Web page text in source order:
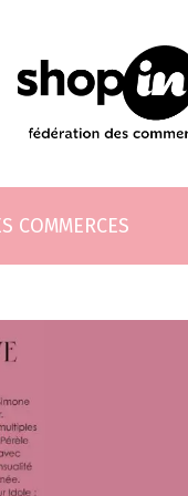
COMMERCES